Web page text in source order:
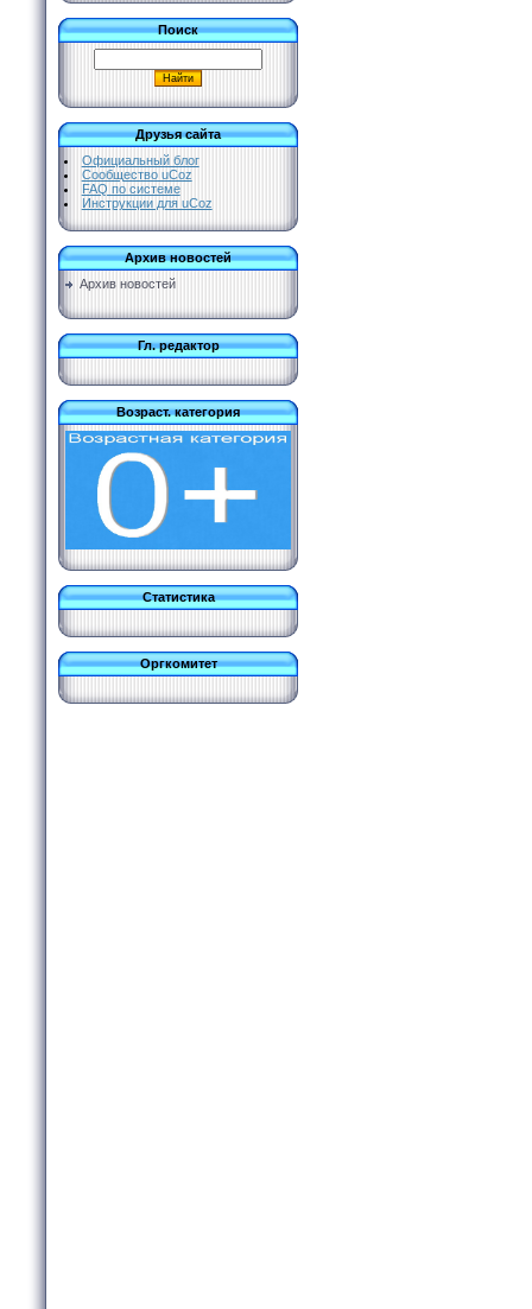
Поиск
Друзья сайта
Официальный блог
Сообщество uCoz
FAQ по системе
Инструкции для uCoz
Архив новостей
Архив новостей
Гл. редактор
Возраст. категория
Статистика
Оргкомитет